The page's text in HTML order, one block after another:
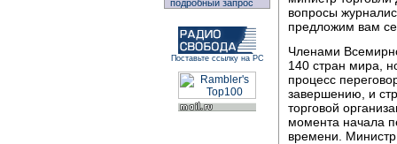
подробный запрос
Поставьте ссылку на РС
вопросы
предложим вам
Членами
140 стран мира,
процесс
завершению, и
торговой
момента начала
времени.